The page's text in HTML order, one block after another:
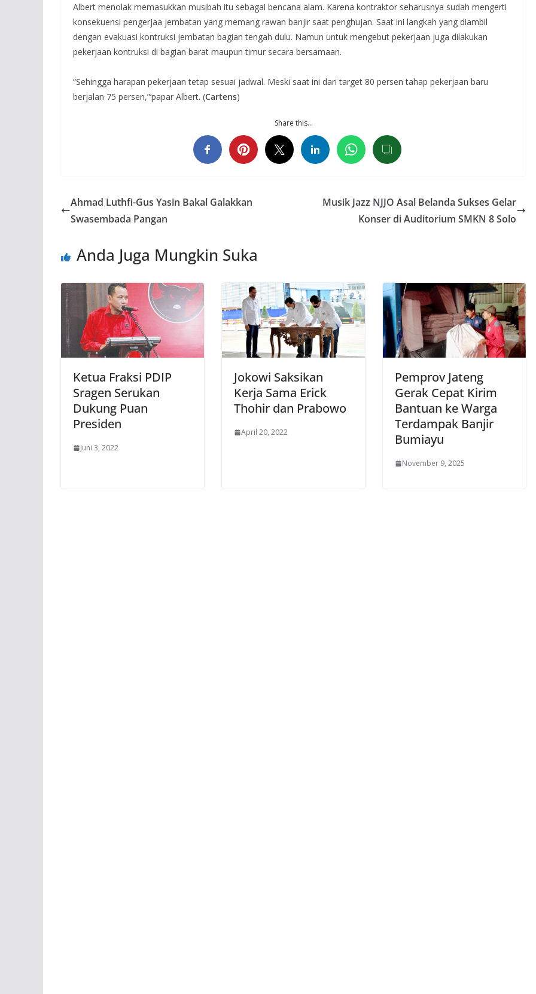
Albert menolak memasukkan musibah itu sebagai bencana alam. Karena kontraktor seharusnya sudah mengerti
konsekuensi pengerjaa jembatan yang memang rawan banjir saat penghujan. Saat ini langkah yang diambil
dengan evakuasi kontruksi jembatan bagian tengah dulu. Namun untuk mengebut pekerjaan juga dilakukan
pekerjaan kontruksi di bagian barat maupun timur secara bersamaan.
“Sehingga harapan pekerjaan tetap sesuai jadwal. Meski saat ini dari target 80 persen tahap pekerjaan baru
berjalan 75 persen,”‘papar Albert. (Cartens)
Share this…
Ahmad Luthfi-Gus Yasin Bakal Galakkan
Swasembada Pangan
Musik Jazz NJJO Asal Belanda Sukses Gelar
Konser di Auditorium SMKN 8 Solo
Anda Juga Mungkin Suka
Ketua Fraksi PDIP
Sragen Serukan
Dukung Puan
Presiden
Juni 3, 2022
Jokowi Saksikan
Kerja Sama Erick
Thohir dan Prabowo
April 20, 2022
Pemprov Jateng
Gerak Cepat Kirim
Bantuan ke Warga
Terdampak Banjir
Bumiayu
November 9, 2025